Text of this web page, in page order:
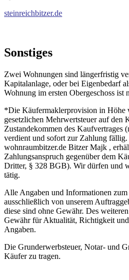
steinreichbitzer.de
Sonstiges
Zwei Wohnungen sind längerfristig
Kapitalanlage, oder bei Eigenbedarf
Wohnung im ersten Obergeschoss ist
*Die Käufermaklerprovision in
gesetzlichen Mehrwertsteuer auf den
Zustandekommen des Kaufvertrages
verdient und sofort zur Zahlung
wohnraumbitzer.de Bitzer Majk ,
Zahlungsanspruch gegenüber dem
Dritter, § 328 BGB). Wir dürfen und
tätig.
Alle Angaben und Informationen
ausschließlich von unserem
diese sind ohne Gewähr. Des
Gewähr für Aktualität, Richtigkeit
Angaben.
Die Grunderwerbsteuer, Notar- und
Käufer zu tragen.